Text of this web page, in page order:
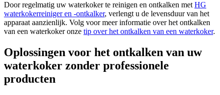
Door regelmatig uw waterkoker te reinigen en ontkalken met HG
waterkokerreiniger en -ontkalker, verlengt u de levensduur van het
apparaat aanzienlijk. Volg voor meer informatie over het ontkalken
van een waterkoker onze tip over het ontkalken van een waterkoker.
Oplossingen voor het ontkalken van uw
waterkoker zonder professionele
producten